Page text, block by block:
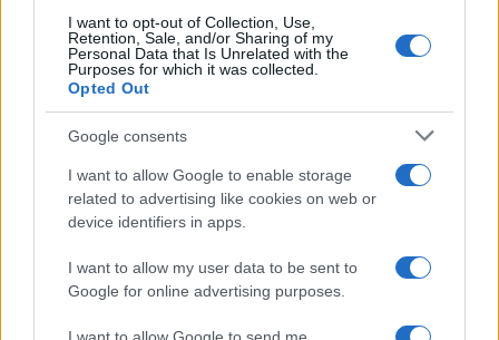
I want to opt-out of Collection, Use,
Retention, Sale, and/or Sharing of my
Personal Data that Is Unrelated with the
Purposes for which it was collected.
Opted Out
Google consents
I want to allow Google to enable storage
related to advertising like cookies on web or
device identifiers in apps.
I want to allow my user data to be sent to
Google for online advertising purposes.
Εθνική Παίδων: Ξέσπασε 86-63 στη Γεωργία, αλλά
αποχώρησε τραυματίας ο Σπανός
Live στις 16:00, ο αγώνας
της Εθνικής Νεανίδων
για νέα δάνεια το 2026 - Η